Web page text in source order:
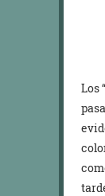
Los